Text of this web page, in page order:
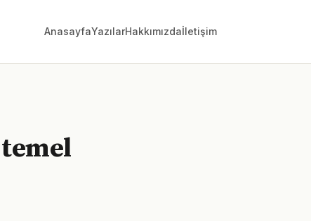
AnasayfaYazılarHakkımızdaİletişim